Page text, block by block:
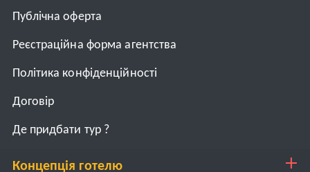
Публічна оферта
Реєстраційна форма агентства
Політика конфіденційності
Договiр
Де придбати тур ?
Концепція готелю